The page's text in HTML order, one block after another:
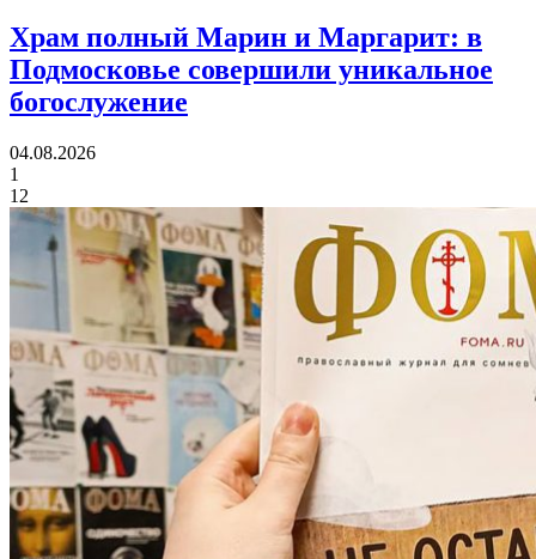
Храм полный Марин и Маргарит: в
Подмосковье совершили уникальное
богослужение
04.08.2026
1
12